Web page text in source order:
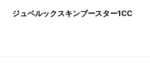
ジュベルックスキンブースター1CC